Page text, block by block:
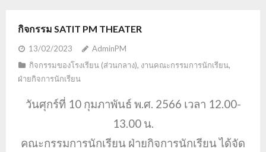
กิจกรรม SATIT PM THEATER
13/02/2023
AdminPM
กิจกรรมของโรงเรียน (ส่วนกลาง), งานคณะกรรมการนักเรียน,
ฝ่ายกิจการนักเรียน
วันศุกร์ที่ 10 กุมภาพันธ์ พ.ศ. 2566 เวลา 12.00-
13.00 น.
คณะกรรมการนักเรียน ฝ่ายกิจการนักเรียน ได้จัด